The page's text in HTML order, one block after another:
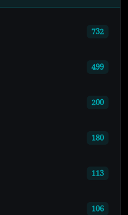
732
499
200
180
113
106